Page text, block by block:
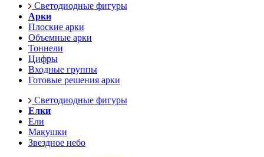
Светодиодные фигуры
Арки
Плоские арки
Объемные арки
Тоннели
Цифры
Входные группы
Готовые решения арки
Светодиодные фигуры
Елки
Ели
Макушки
Звездное небо